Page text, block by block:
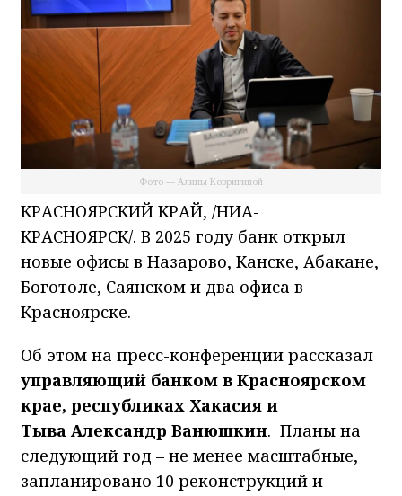
Фото — Алины Ковригиной
КРАСНОЯРСКИЙ КРАЙ, /НИА-
КРАСНОЯРСК/. В 2025 году банк открыл
новые офисы в Назарово, Канске, Абакане,
Боготоле, Саянском и два офиса в
Красноярске.
Об этом на пресс-конференции рассказал
управляющий банком в Красноярском
крае, республиках Хакасия и
Тыва Александр Ванюшкин. Планы на
следующий год – не менее масштабные,
запланировано 10 реконструкций и